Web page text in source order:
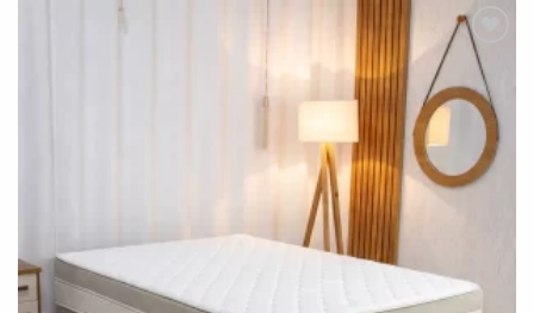
Adicionar
à lista de